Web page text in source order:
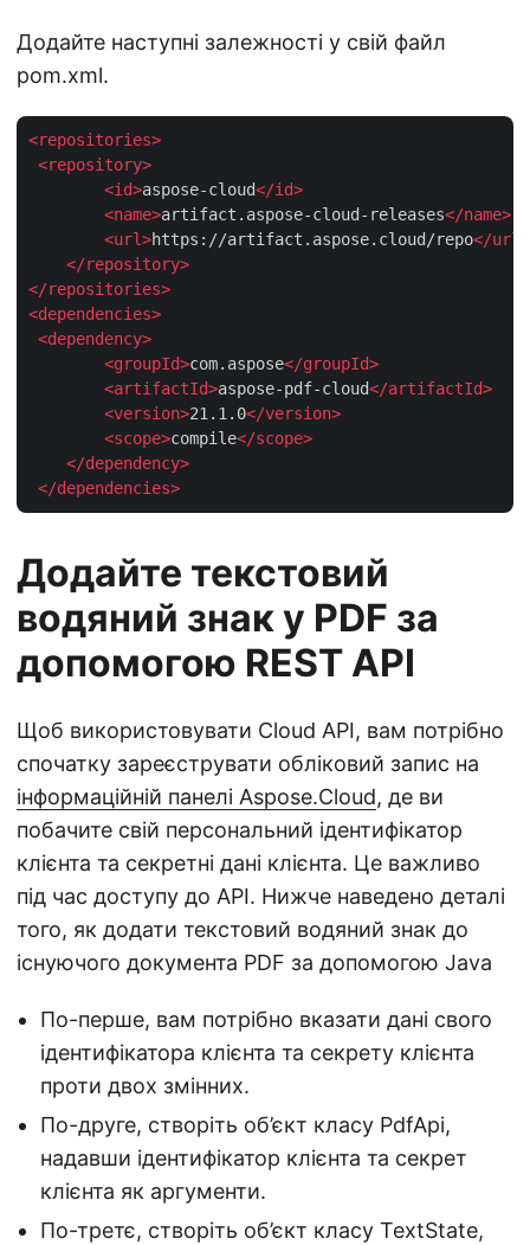
Додайте наступні залежності у свій файл
pom.xml.
<repositories>
<repository>
<id>aspose-cloud</id>
<name>artifact.aspose-cloud-releases</name>
<url>https://artifact.aspose.cloud/repo</url
</repository>
</repositories>
<dependencies>
<dependency>
<groupId>com.aspose</groupId>
<artifactId>aspose-pdf-cloud</artifactId>
<version>21.1.0</version>
<scope>compile</scope>
</dependency>
</dependencies>
Додайте текстовий
водяний знак у PDF за
допомогою REST API
Щоб використовувати Cloud API, вам потрібно
спочатку зареєструвати обліковий запис на
інформаційній панелі Aspose.Cloud, де ви
побачите свій персональний ідентифікатор
клієнта та секретні дані клієнта. Це важливо
під час доступу до API. Нижче наведено деталі
того, як додати текстовий водяний знак до
існуючого документа PDF за допомогою Java
По-перше, вам потрібно вказати дані свого
ідентифікатора клієнта та секрету клієнта
проти двох змінних.
По-друге, створіть об’єкт класу PdfApi,
надавши ідентифікатор клієнта та секрет
клієнта як аргументи.
По-третє, створіть об’єкт класу TextState,